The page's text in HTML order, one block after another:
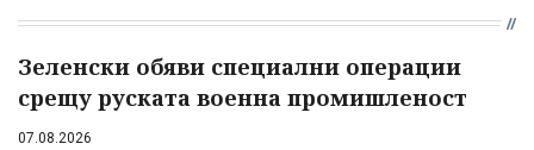
Зеленски обяви специални операции
срещу руската военна промишленост
07.08.2026